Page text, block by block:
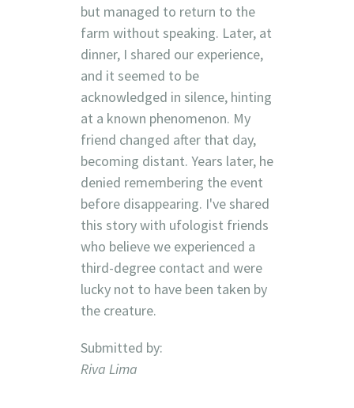
but managed to return to the
farm without speaking. Later, at
dinner, I shared our experience,
and it seemed to be
acknowledged in silence, hinting
at a known phenomenon. My
friend changed after that day,
becoming distant. Years later, he
denied remembering the event
before disappearing. I've shared
this story with ufologist friends
who believe we experienced a
third-degree contact and were
lucky not to have been taken by
the creature.
Submitted by:
Riva Lima